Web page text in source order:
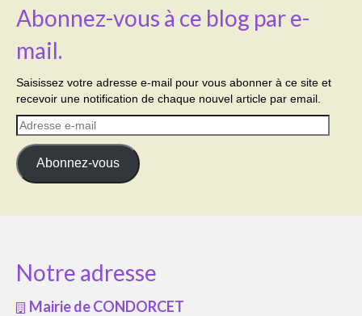
Abonnez-vous à ce blog par e-
mail.
Saisissez votre adresse e-mail pour vous abonner à ce site et
recevoir une notification de chaque nouvel article par email.
Adresse
e-
mail
Abonnez-vous
Notre adresse
Mairie de CONDORCET